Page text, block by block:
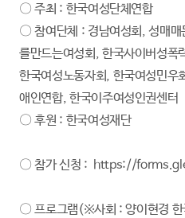
〇 주최 : 한국여성단체연합
〇 참여단체 : 경남여성회, 성매
를만드는여성회, 한국사이버성폭
한국여성노동자회, 한국여성민우
애인연합, 한국이주여성인권센터
〇 후원 : 한국여성재단
〇 참가 신청 : https://
〇 프로그램(※사회 : 양이현경